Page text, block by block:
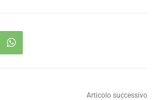
Articolo successivo